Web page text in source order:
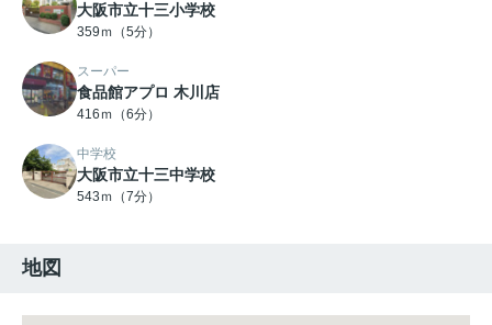
大阪市立十三小学校
359ｍ（5分）
スーパー
食品館アプロ 木川店
416ｍ（6分）
中学校
大阪市立十三中学校
543ｍ（7分）
地図